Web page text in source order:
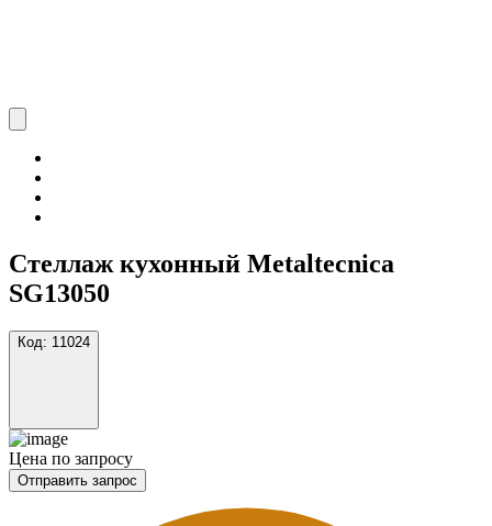
Стеллаж кухонный Metaltecnica
SG13050
Код: 11024
Цена по запросу
Отправить запрос